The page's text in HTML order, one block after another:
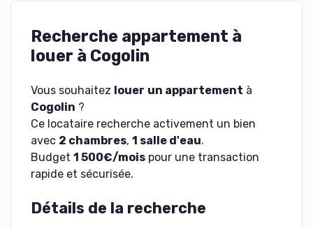
Recherche appartement à
louer à Cogolin
Vous souhaitez louer un appartement à
Cogolin ?
Ce locataire recherche activement un bien
avec 2 chambres, 1 salle d'eau.
Budget 1 500€/moispour une transaction
rapide et sécurisée.
Détails de la recherche